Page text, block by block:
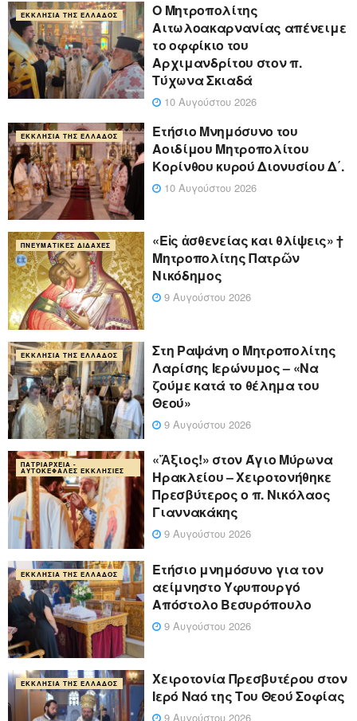
ΕΚΚΛΗΣΊΑ ΤΗΣ ΕΛΛΆΔΟΣ
Ο Μητροπολίτης
Αιτωλοακαρνανίας απένειμε
το οφφίκιο του
Αρχιμανδρίτου στον π.
Τύχωνα Σκιαδά
10 Αυγούστου 2026
ΕΚΚΛΗΣΊΑ ΤΗΣ ΕΛΛΆΔΟΣ
Ετήσιο Μνημόσυνο του
Αοιδίμου Μητροπολίτου
Κορίνθου κυρού Διονυσίου Δ΄.
10 Αυγούστου 2026
ΠΝΕΥΜΑΤΙΚΈΣ ΔΙΔΑΧΈΣ
«Eἰς ἀσθενείας και θλίψεις» †
Μητροπολίτης Πατρῶν
Νικόδημος
9 Αυγούστου 2026
ΕΚΚΛΗΣΊΑ ΤΗΣ ΕΛΛΆΔΟΣ
Στη Ραψάνη ο Μητροπολίτης
Λαρίσης Ιερώνυμος – «Να
ζούμε κατά το θέλημα του
Θεού»
9 Αυγούστου 2026
ΠΑΤΡΙΑΡΧΕΊΑ -
ΑΥΤΟΚΈΦΑΛΕΣ ΕΚΚΛΗΣΊΕΣ
«Ἄξιος!» στον Άγιο Μύρωνα
Ηρακλείου – Χειροτονήθηκε
Πρεσβύτερος ο π. Νικόλαος
Γιαννακάκης
9 Αυγούστου 2026
ΕΚΚΛΗΣΊΑ ΤΗΣ ΕΛΛΆΔΟΣ
Ετήσιο μνημόσυνο για τον
αείμνηστο Υφυπουργό
Απόστολο Βεσυρόπουλο
9 Αυγούστου 2026
ΕΚΚΛΗΣΊΑ ΤΗΣ ΕΛΛΆΔΟΣ
Χειροτονία Πρεσβυτέρου στον
Ιερό Ναό της Του Θεού Σοφίας
9 Αυγούστου 2026